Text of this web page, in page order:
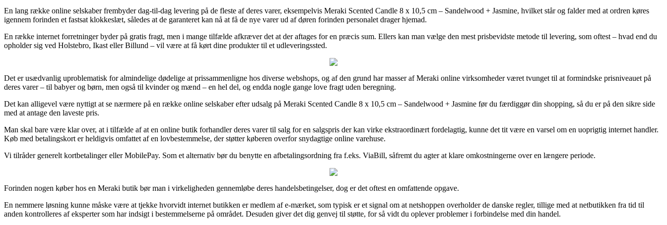
En lang række online selskaber frembyder dag-til-dag levering på de fleste af deres varer, eksempelvis Meraki Scented Candle 8 x 10,5 cm – Sandelwood + Jasmine, hvilket står og falder med at ordren køres
igennem forinden et fastsat klokkeslæt, således at de garanteret kan nå at få de nye varer ud af døren forinden personalet drager hjemad.
En række internet forretninger byder på gratis fragt, men i mange tilfælde afkræver det at der aftages for en præcis sum. Ellers kan man vælge den mest prisbevidste metode til levering, som oftest – hvad end du
opholder sig ved Holstebro, Ikast eller Billund – vil være at få kørt dine produkter til et udleveringssted.
Det er usædvanlig uproblematisk for almindelige dødelige at prissammenligne hos diverse webshops, og af den grund har masser af Meraki online virksomheder været tvunget til at formindske prisniveauet på
deres varer – til babyer og børn, men også til kvinder og mænd – en hel del, og endda nogle gange love fragt uden beregning.
Det kan alligevel være nyttigt at se nærmere på en række online selskaber efter udsalg på Meraki Scented Candle 8 x 10,5 cm – Sandelwood + Jasmine før du færdiggør din shopping, så du er på den sikre side
med at antage den laveste pris.
Man skal bare være klar over, at i tilfælde af at en online butik forhandler deres varer til salg for en salgspris der kan virke ekstraordinært fordelagtig, kunne det tit være en varsel om en uoprigtig internet handler.
Køb med betalingskort er heldigvis omfattet af en lovbestemmelse, der støtter køberen overfor snydagtige online varehuse.
Vi tilråder generelt kortbetalinger eller MobilePay. Som et alternativ bør du benytte en afbetalingsordning fra f.eks. ViaBill, såfremt du agter at klare omkostningerne over en længere periode.
Forinden nogen køber hos en Meraki butik bør man i virkeligheden gennemløbe deres handelsbetingelser, dog er det oftest en omfattende opgave.
En nemmere løsning kunne måske være at tjekke hvorvidt internet butikken er medlem af e-mærket, som typisk er et signal om at netshoppen overholder de danske regler, tillige med at netbutikken fra tid til
anden kontrolleres af eksperter som har indsigt i bestemmelserne på området. Desuden giver det dig genvej til støtte, for så vidt du oplever problemer i forbindelse med din handel.